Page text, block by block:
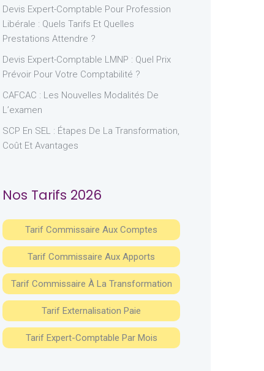
Devis Expert-Comptable Pour Profession
Libérale : Quels Tarifs Et Quelles
Prestations Attendre ?
Devis Expert-Comptable LMNP : Quel Prix
Prévoir Pour Votre Comptabilité ?
CAFCAC : Les Nouvelles Modalités De
L’examen
SCP En SEL : Étapes De La Transformation,
Coût Et Avantages
Nos Tarifs 2026
Tarif Commissaire Aux Comptes
Tarif Commissaire Aux Apports
Tarif Commissaire À La Transformation
Tarif Externalisation Paie
Tarif Expert-Comptable Par Mois